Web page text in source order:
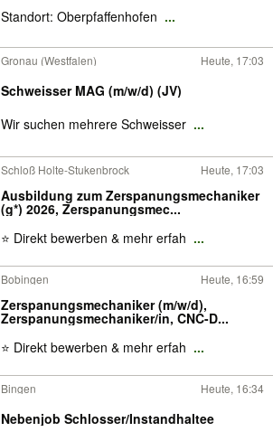
Standort: Oberpfaffenhofen ...
Gronau (Westfalen) Heute, 17:03
Schweisser MAG (m/w/d) (JV)
Wir suchen mehrere Schweisser ...
Schloß Holte-Stukenbrock Heute, 17:03
Ausbildung zum Zerspanungsmechaniker
(g*) 2026, Zerspanungsmec...
⭐ Direkt bewerben & mehr erfah ...
Bobingen Heute, 16:59
Zerspanungsmechaniker (m/w/d),
Zerspanungsmechaniker/in, CNC-D...
⭐ Direkt bewerben & mehr erfah ...
Bingen Heute, 16:34
Nebenjob Schlosser/Instandhaltee